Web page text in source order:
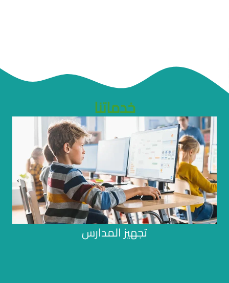
خدماتنا
تجهيز المدارس
‹
›